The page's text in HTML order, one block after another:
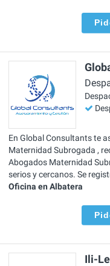
En Global Consultants te
Maternidad Subrogada ,
Abogados Maternidad
serios y cercanos. Se
Oficina en Albatera
Ili-